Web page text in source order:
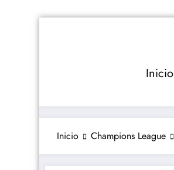
Inicio
Inicio Champions League